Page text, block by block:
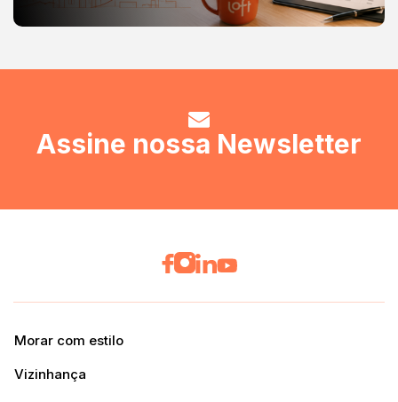
Assine nossa Newsletter
Morar com estilo
Vizinhança